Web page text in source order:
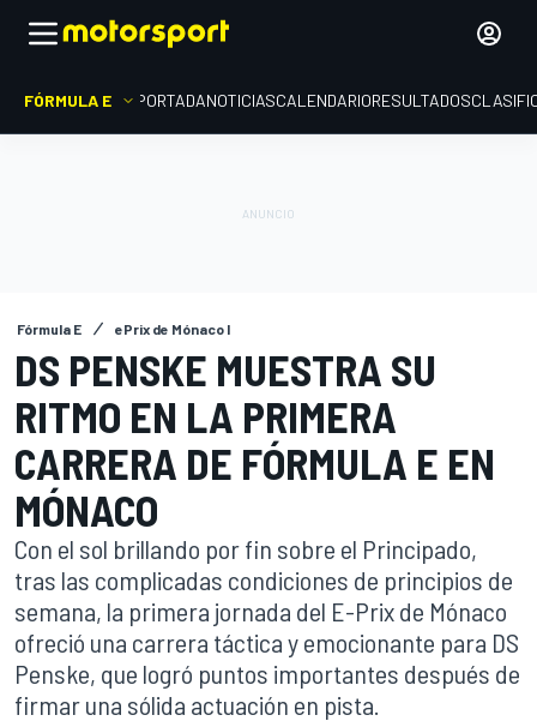
FÓRMULA E PORTADANOTICIASCALENDARIORESULTADOS
Fórmula E ePrix de Mónaco I
DS PENSKE MUESTRA SU
RITMO EN LA PRIMERA
CARRERA DE FÓRMULA E EN
MÓNACO
Con el sol brillando por fin sobre el Principado,
tras las complicadas condiciones de principios de
semana, la primera jornada del E-Prix de Mónaco
ofreció una carrera táctica y emocionante para DS
Penske, que logró puntos importantes después de
firmar una sólida actuación en pista.